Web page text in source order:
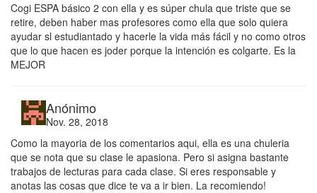
Cogi ESPA básico 2 con ella y es súper chula que triste que se
retire, deben haber mas profesores como ella que solo quiera
ayudar sl estudiantado y hacerle la vida más fácil y no como otros
que lo que hacen es joder porque la intención es colgarte. Es la
MEJOR
Anónimo
Nov. 28, 2018
Como la mayoria de los comentarios aqui, ella es una chuleria
que se nota que su clase le apasiona. Pero si asigna bastante
trabajos de lecturas para cada clase. Si eres responsable y
anotas las cosas que dice te va a ir bien. La recomiendo!